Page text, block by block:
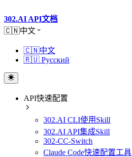
302.AI API文档
🇨🇳中文
🇨🇳中文
🇷🇺 Русский
API快速配置
302.AI CLI使用Skill
302.AI API集成Skill
302-CC-Switch
Claude Code快速配置工具